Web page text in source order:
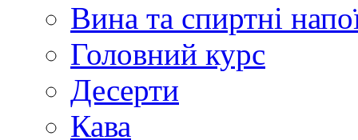
Вина та спиртні
Головний курс
Десерти
Кава